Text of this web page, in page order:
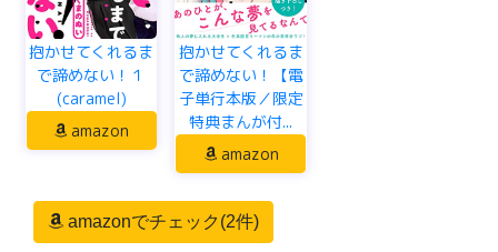
抱かせてくれるま
で諦めない！１
(caramel)
amazon
抱かせてくれるま
で諦めない！【電
子単行本版／限定
特典まんが付...
amazon
amazonでチェック(2件)